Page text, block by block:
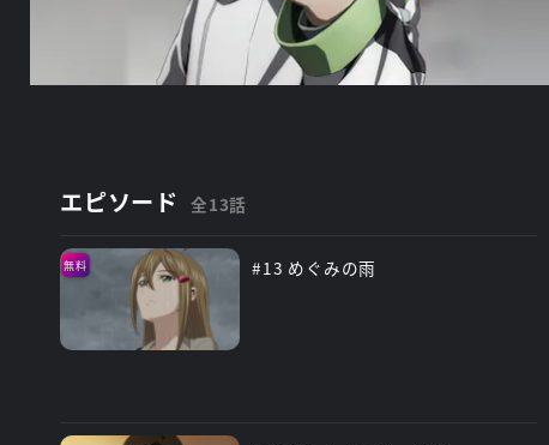
エピソード 全13話
無料 #13 めぐみの雨